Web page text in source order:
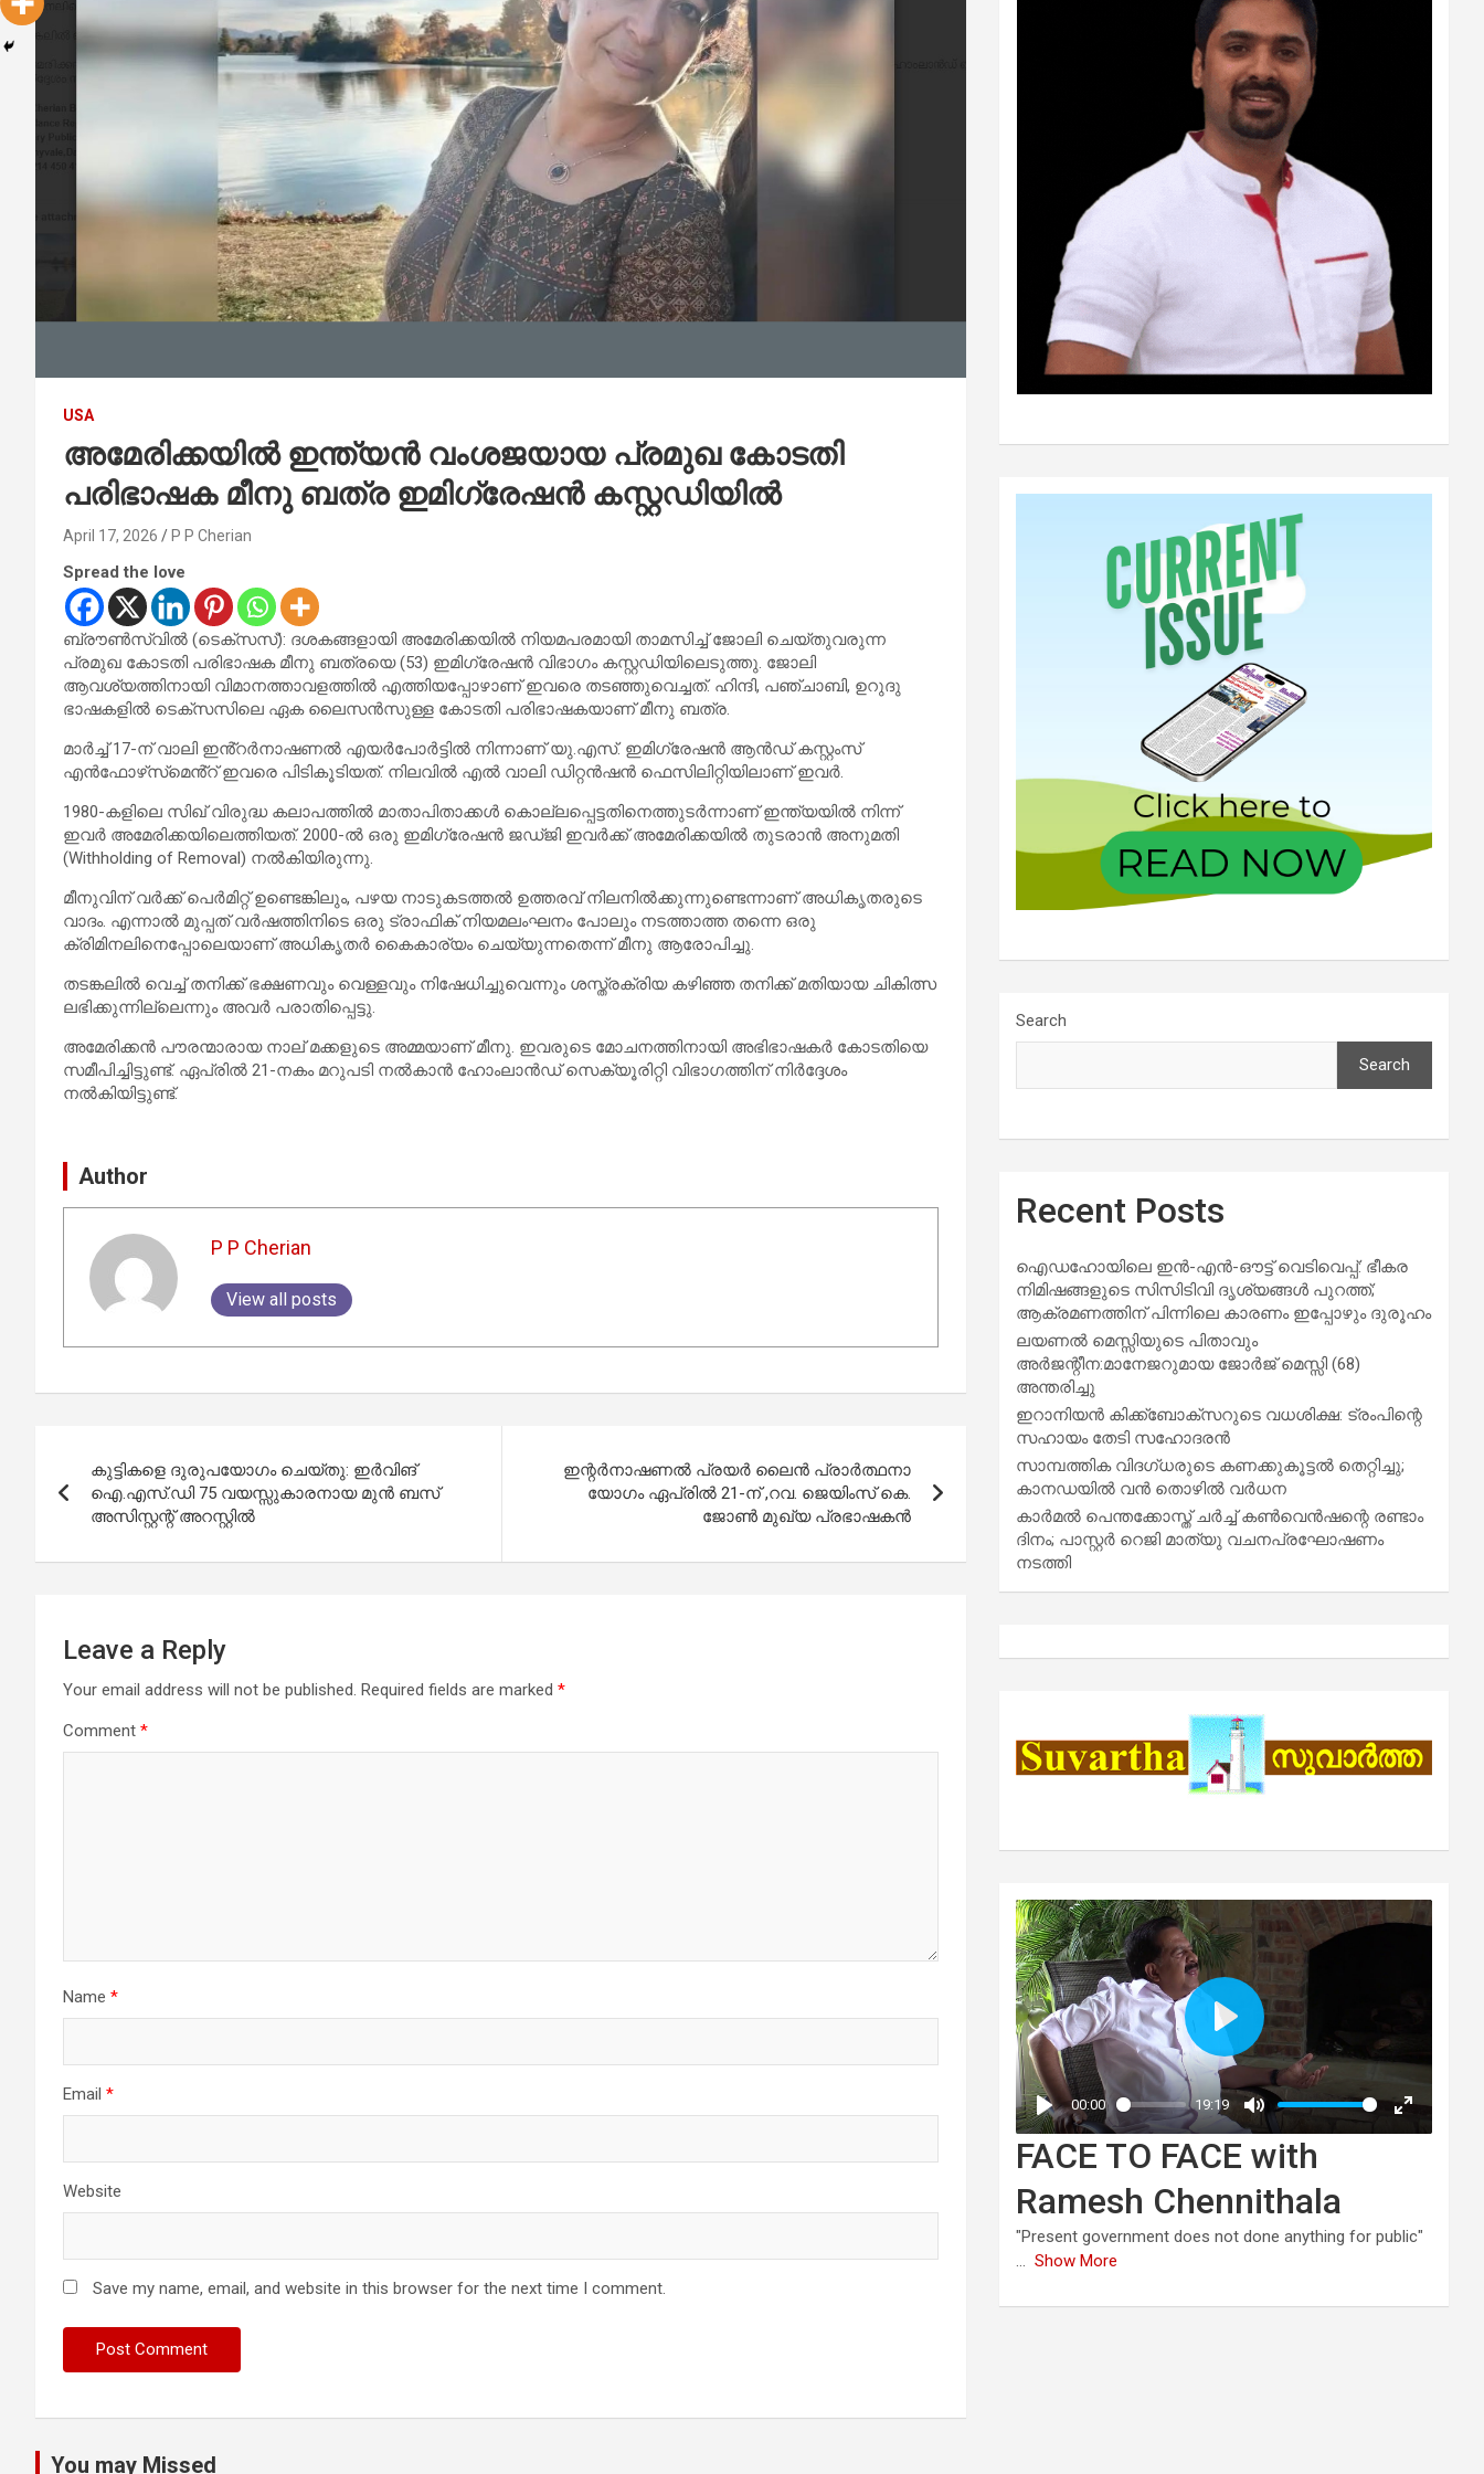
USA
അമേരിക്കയിൽ ഇന്ത്യൻ വംശജയായ പ്രമുഖ കോടതി
പരിഭാഷക മീനു ബത്ര ഇമിഗ്രേഷൻ കസ്റ്റഡിയിൽ
April 17, 2026 P P Cherian
Spread the love
ബ്രൗൺസ്‌വിൽ (ടെക്സസ്): ദശകങ്ങളായി അമേരിക്കയിൽ നിയമപരമായി താമസിച്ച് ജോലി ചെയ്തുവരുന്ന
പ്രമുഖ കോടതി പരിഭാഷക മീനു ബത്രയെ (53) ഇമിഗ്രേഷൻ വിഭാഗം കസ്റ്റഡിയിലെടുത്തു. ജോലി
ആവശ്യത്തിനായി വിമാനത്താവളത്തിൽ എത്തിയപ്പോഴാണ് ഇവരെ തടഞ്ഞുവെച്ചത്. ഹിന്ദി, പഞ്ചാബി, ഉറുദു
ഭാഷകളിൽ ടെക്സസിലെ ഏക ലൈസൻസുള്ള കോടതി പരിഭാഷകയാണ് മീനു ബത്ര.
മാർച്ച് 17-ന് വാലി ഇൻ്റർനാഷണൽ എയർപോർട്ടിൽ നിന്നാണ് യു.എസ്. ഇമിഗ്രേഷൻ ആൻഡ് കസ്റ്റംസ്
എൻഫോഴ്‌സ്‌മെൻ്റ് ഇവരെ പിടികൂടിയത്. നിലവിൽ എൽ വാലി ഡിറ്റൻഷൻ ഫെസിലിറ്റിയിലാണ് ഇവർ.
1980-കളിലെ സിഖ് വിരുദ്ധ കലാപത്തിൽ മാതാപിതാക്കൾ കൊല്ലപ്പെട്ടതിനെത്തുടർന്നാണ് ഇന്ത്യയിൽ നിന്ന്
ഇവർ അമേരിക്കയിലെത്തിയത്. 2000-ൽ ഒരു ഇമിഗ്രേഷൻ ജഡ്ജി ഇവർക്ക് അമേരിക്കയിൽ തുടരാൻ അനുമതി
(Withholding of Removal) നൽകിയിരുന്നു.
മീനുവിന് വർക്ക് പെർമിറ്റ് ഉണ്ടെങ്കിലും, പഴയ നാടുകടത്തൽ ഉത്തരവ് നിലനിൽക്കുന്നുണ്ടെന്നാണ് അധികൃതരുടെ
വാദം. എന്നാൽ മുപ്പത് വർഷത്തിനിടെ ഒരു ട്രാഫിക് നിയമലംഘനം പോലും നടത്താത്ത തന്നെ ഒരു
ക്രിമിനലിനെപ്പോലെയാണ് അധികൃതർ കൈകാര്യം ചെയ്യുന്നതെന്ന് മീനു ആരോപിച്ചു.
തടങ്കലിൽ വെച്ച് തനിക്ക് ഭക്ഷണവും വെള്ളവും നിഷേധിച്ചുവെന്നും ശസ്ത്രക്രിയ കഴിഞ്ഞ തനിക്ക് മതിയായ ചികിത്സ
ലഭിക്കുന്നില്ലെന്നും അവർ പരാതിപ്പെട്ടു.
അമേരിക്കൻ പൗരന്മാരായ നാല് മക്കളുടെ അമ്മയാണ് മീനു. ഇവരുടെ മോചനത്തിനായി അഭിഭാഷകർ കോടതിയെ
സമീപിച്ചിട്ടുണ്ട്. ഏപ്രിൽ 21-നകം മറുപടി നൽകാൻ ഹോംലാൻഡ് സെക്യൂരിറ്റി വിഭാഗത്തിന് നിർദ്ദേശം
നൽകിയിട്ടുണ്ട്.
Author
P P Cherian
View all posts
navigation
കുട്ടികളെ ദുരുപയോഗം ചെയ്തു: ഇർവിങ്
ഐ.എസ്.ഡി 75 വയസ്സുകാരനായ മുൻ ബസ്
അസിസ്റ്റന്റ് അറസ്റ്റിൽ
ഇന്റർനാഷണൽ പ്രയർ ലൈൻ പ്രാർത്ഥനാ
യോഗം ഏപ്രിൽ 21-ന് ,റവ. ജെയിംസ് കെ.
ജോൺ മുഖ്യ പ്രഭാഷകൻ
Leave a Reply
Your email address will not be published. Required fields are marked *
Comment *
Name *
Email *
Website
Save my name, email, and website in this browser for the next time I comment.
Search
Search
Recent Posts
ഐഡഹോയിലെ ഇൻ-എൻ-ഔട്ട് വെടിവെപ്പ്: ഭീകര
നിമിഷങ്ങളുടെ സിസിടിവി ദൃശ്യങ്ങൾ പുറത്ത്;
ആക്രമണത്തിന് പിന്നിലെ കാരണം ഇപ്പോഴും ദുരൂഹം
ലയണൽ മെസ്സിയുടെ പിതാവും
അർജന്റീന:മാനേജറുമായ ജോർജ് മെസ്സി (68)
അന്തരിച്ചു
ഇറാനിയൻ കിക്ക്ബോക്സറുടെ വധശിക്ഷ: ട്രംപിന്റെ
സഹായം തേടി സഹോദരൻ
സാമ്പത്തിക വിദഗ്ധരുടെ കണക്കുകൂട്ടൽ തെറ്റിച്ചു;
കാനഡയിൽ വൻ തൊഴിൽ വർധന
കാർമൽ പെന്തക്കോസ്ത് ചർച്ച് കൺവെൻഷന്റെ രണ്ടാം
ദിനം; പാസ്റ്റർ റെജി മാത്യു വചനപ്രഘോഷണം
നടത്തി
FACE TO FACE with
Ramesh Chennithala
"Present government does not done anything for public"
... Show More
You may Missed